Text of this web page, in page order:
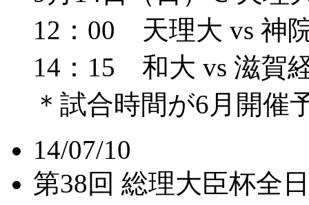
12：00 天理大 vs 神
14：15 和大 vs 滋賀
＊試合時間が6月開催
14/07/10
第38回 総理大臣杯全